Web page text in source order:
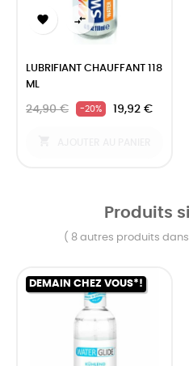
 
LUBRIFIANT CHAUFFANT 118
ML
24,90 € -20% 19,92 €
Produits
( 8 autres produits
DEMAIN CHEZ VOUS*!